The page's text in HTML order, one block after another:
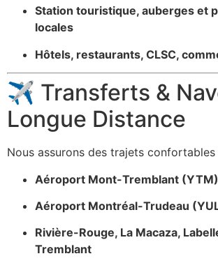
Station touristique, auberges et
locales
Hôtels, restaurants, CLSC,
✈️ Transferts &
Longue Distance
Nous assurons des trajets confortables
Aéroport Mont-Tremblant (YTM)
Aéroport Montréal-Trudeau
Rivière-Rouge, La Macaza,
Tremblant